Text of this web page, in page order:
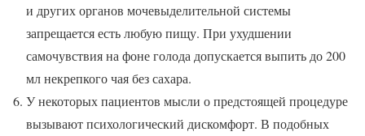
и других органов мочевыделительной системы
запрещается есть любую пищу. При ухудшении
самочувствия на фоне голода допускается выпить до 200
мл некрепкого чая без сахара.
У некоторых пациентов мысли о предстоящей процедуре
вызывают психологический дискомфорт. В подобных